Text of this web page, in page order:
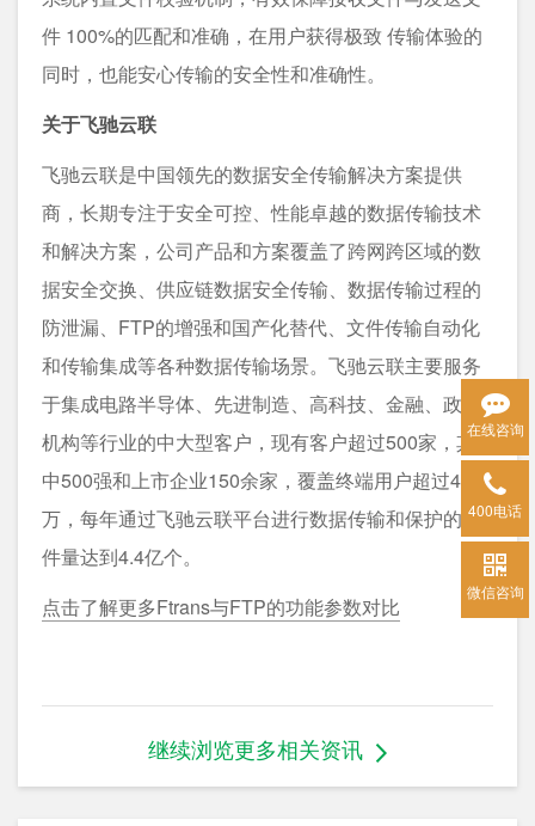
件 100%的匹配和准确，在用户获得极致 传输体验的
同时，也能安心传输的安全性和准确性。
关于飞驰云联
飞驰云联是中国领先的数据安全传输解决方案提供
商，长期专注于安全可控、性能卓越的数据传输技术
和解决方案，公司产品和方案覆盖了跨网跨区域的数
据安全交换、供应链数据安全传输、数据传输过程的
防泄漏、FTP的增强和国产化替代、文件传输自动化
和传输集成等各种数据传输场景。飞驰云联主要服务
于集成电路半导体、先进制造、高科技、金融、政府
机构等行业的中大型客户，现有客户超过500家，其
中500强和上市企业150余家，覆盖终端用户超过40
万，每年通过飞驰云联平台进行数据传输和保护的文
件量达到4.4亿个。
点击了解更多Ftrans与FTP的功能参数对比
继续浏览更多相关资讯
在线咨询
400电话
微信咨询